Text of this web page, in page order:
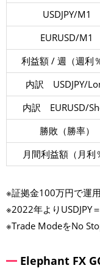
USDJPY/M1
EURUSD/M1
利益額 / 週（週利
内訳 USDJPY/
内訳 EURUSD/
勝敗（勝率）
月間利益額（月利
※証拠金100万円で運
※2022年より
※Trade ModeをNo
Elephant FX